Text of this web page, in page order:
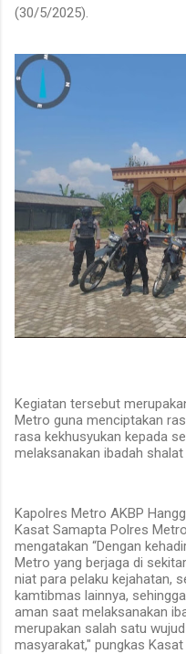
(30/5/2025).
Kegiatan tersebut
Metro guna menciptakan
rasa kekhusyukan kepada
melaksanakan ibadah
Kapolres Metro AKBP
Kasat Samapta Polres
mengatakan “Dengan
Metro yang berjaga di
niat para pelaku kejahatan,
kamtibmas lainnya,
aman saat melaksanakan
merupakan salah satu
masyarakat," pungkas